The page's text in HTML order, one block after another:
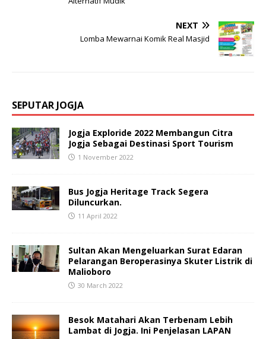
NEXT
Lomba Mewarnai Komik Real Masjid
SEPUTAR JOGJA
Jogja Exploride 2022 Membangun Citra
Jogja Sebagai Destinasi Sport Tourism
1 November 2022
Bus Jogja Heritage Track Segera
Diluncurkan.
11 April 2022
Sultan Akan Mengeluarkan Surat Edaran
Pelarangan Beroperasinya Skuter Listrik di
Malioboro
30 March 2022
Besok Matahari Akan Terbenam Lebih
Lambat di Jogja. Ini Penjelasan LAPAN